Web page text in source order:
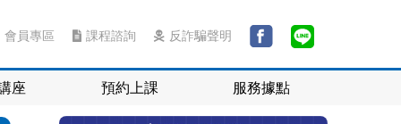
會員專區 課程諮詢 反詐騙聲明
座 預約上課 服務據點